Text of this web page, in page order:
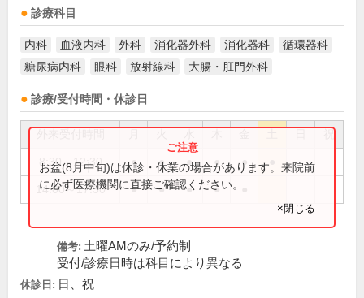
診療科目
内科 血液内科 外科 消化器外科 消化器科
循環器科
糖尿病内科
眼科 放射線科 大腸・肛門外科
診療/受付時間・休診日
祝
8:30～12:30 ● ● ● ● ●
14:00～17:30 ● ● ● ●
お盆(8月中旬)は休診・休業の場合があります。来院前
に必ず医療機関に直接ご確認ください。
×閉じる
備考: 土曜AMのみ/予約制
受付/診療日時は科目により異なる
休診日: 日、祝